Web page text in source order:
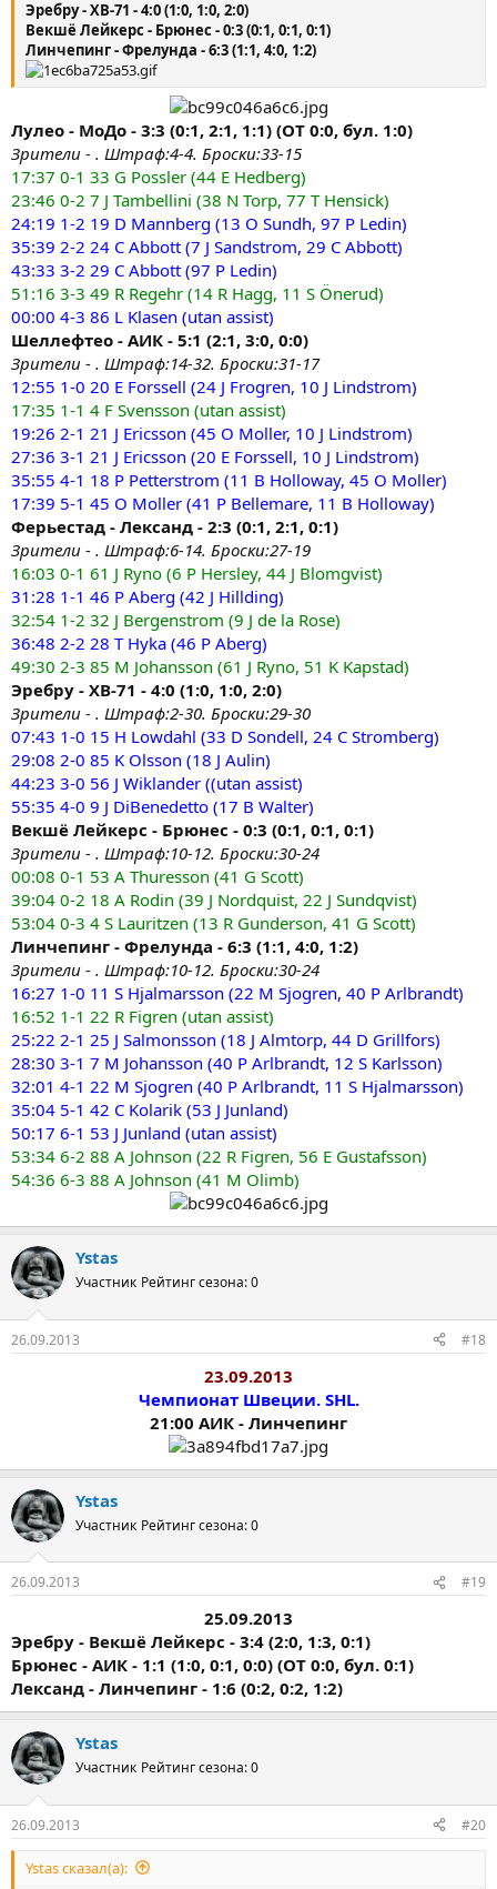
Эребру - ХВ-71 - 4:0 (1:0, 1:0, 2:0)
Векшё Лейкерс - Брюнес - 0:3 (0:1, 0:1, 0:1)
Линчепинг - Фрелунда - 6:3 (1:1, 4:0, 1:2)
Лулео - МоДо - 3:3 (0:1, 2:1, 1:1) (ОТ 0:0, бул. 1:0)
Зрители - . Штраф:4-4. Броски:33-15
17:37 0-1 33 G Possler (44 E Hedberg)
23:46 0-2 7 J Tambellini (38 N Torp, 77 T Hensick)
24:19 1-2 19 D Mannberg (13 O Sundh, 97 P Ledin)
35:39 2-2 24 C Abbott (7 J Sandstrom, 29 C Abbott)
43:33 3-2 29 C Abbott (97 P Ledin)
51:16 3-3 49 R Regehr (14 R Hagg, 11 S Önerud)
00:00 4-3 86 L Klasen (utan assist)
Шеллефтео - АИК - 5:1 (2:1, 3:0, 0:0)
Зрители - . Штраф:14-32. Броски:31-17
12:55 1-0 20 E Forssell (24 J Frogren, 10 J Lindstrom)
17:35 1-1 4 F Svensson (utan assist)
19:26 2-1 21 J Ericsson (45 O Moller, 10 J Lindstrom)
27:36 3-1 21 J Ericsson (20 E Forssell, 10 J Lindstrom)
35:55 4-1 18 P Petterstrom (11 B Holloway, 45 O Moller)
17:39 5-1 45 O Moller (41 P Bellemare, 11 B Holloway)
Ферьестад - Лександ - 2:3 (0:1, 2:1, 0:1)
Зрители - . Штраф:6-14. Броски:27-19
16:03 0-1 61 J Ryno (6 P Hersley, 44 J Blomgvist)
31:28 1-1 46 P Aberg (42 J Hillding)
32:54 1-2 32 J Bergenstrom (9 J de la Rose)
36:48 2-2 28 T Hyka (46 P Aberg)
49:30 2-3 85 M Johansson (61 J Ryno, 51 K Kapstad)
Эребру - ХВ-71 - 4:0 (1:0, 1:0, 2:0)
Зрители - . Штраф:2-30. Броски:29-30
07:43 1-0 15 H Lowdahl (33 D Sondell, 24 C Stromberg)
29:08 2-0 85 K Olsson (18 J Aulin)
44:23 3-0 56 J Wiklander ((utan assist)
55:35 4-0 9 J DiBenedetto (17 B Walter)
Векшё Лейкерс - Брюнес - 0:3 (0:1, 0:1, 0:1)
Зрители - . Штраф:10-12. Броски:30-24
00:08 0-1 53 A Thuresson (41 G Scott)
39:04 0-2 18 A Rodin (39 J Nordquist, 22 J Sundqvist)
53:04 0-3 4 S Lauritzen (13 R Gunderson, 41 G Scott)
Линчепинг - Фрелунда - 6:3 (1:1, 4:0, 1:2)
Зрители - . Штраф:10-12. Броски:30-24
16:27 1-0 11 S Hjalmarsson (22 M Sjogren, 40 P Arlbrandt)
16:52 1-1 22 R Figren (utan assist)
25:22 2-1 25 J Salmonsson (18 J Almtorp, 44 D Grillfors)
28:30 3-1 7 M Johansson (40 P Arlbrandt, 12 S Karlsson)
32:01 4-1 22 M Sjogren (40 P Arlbrandt, 11 S Hjalmarsson)
35:04 5-1 42 C Kolarik (53 J Junland)
50:17 6-1 53 J Junland (utan assist)
53:34 6-2 88 A Johnson (22 R Figren, 56 E Gustafsson)
54:36 6-3 88 A Johnson (41 M Olimb)
Ystas
Участник Рейтинг сезона: 0
26.09.2013 #18
23.09.2013
Чемпионат Швеции. SHL.
21:00 АИК - Линчепинг
Ystas
Участник Рейтинг сезона: 0
26.09.2013 #19
25.09.2013
Эребру - Векшё Лейкерс - 3:4 (2:0, 1:3, 0:1)
Брюнес - АИК - 1:1 (1:0, 0:1, 0:0) (OT 0:0, бул. 0:1)
Лександ - Линчепинг - 1:6 (0:2, 0:2, 1:2)
Ystas
Участник Рейтинг сезона: 0
26.09.2013 #20
Ystas сказал(а):